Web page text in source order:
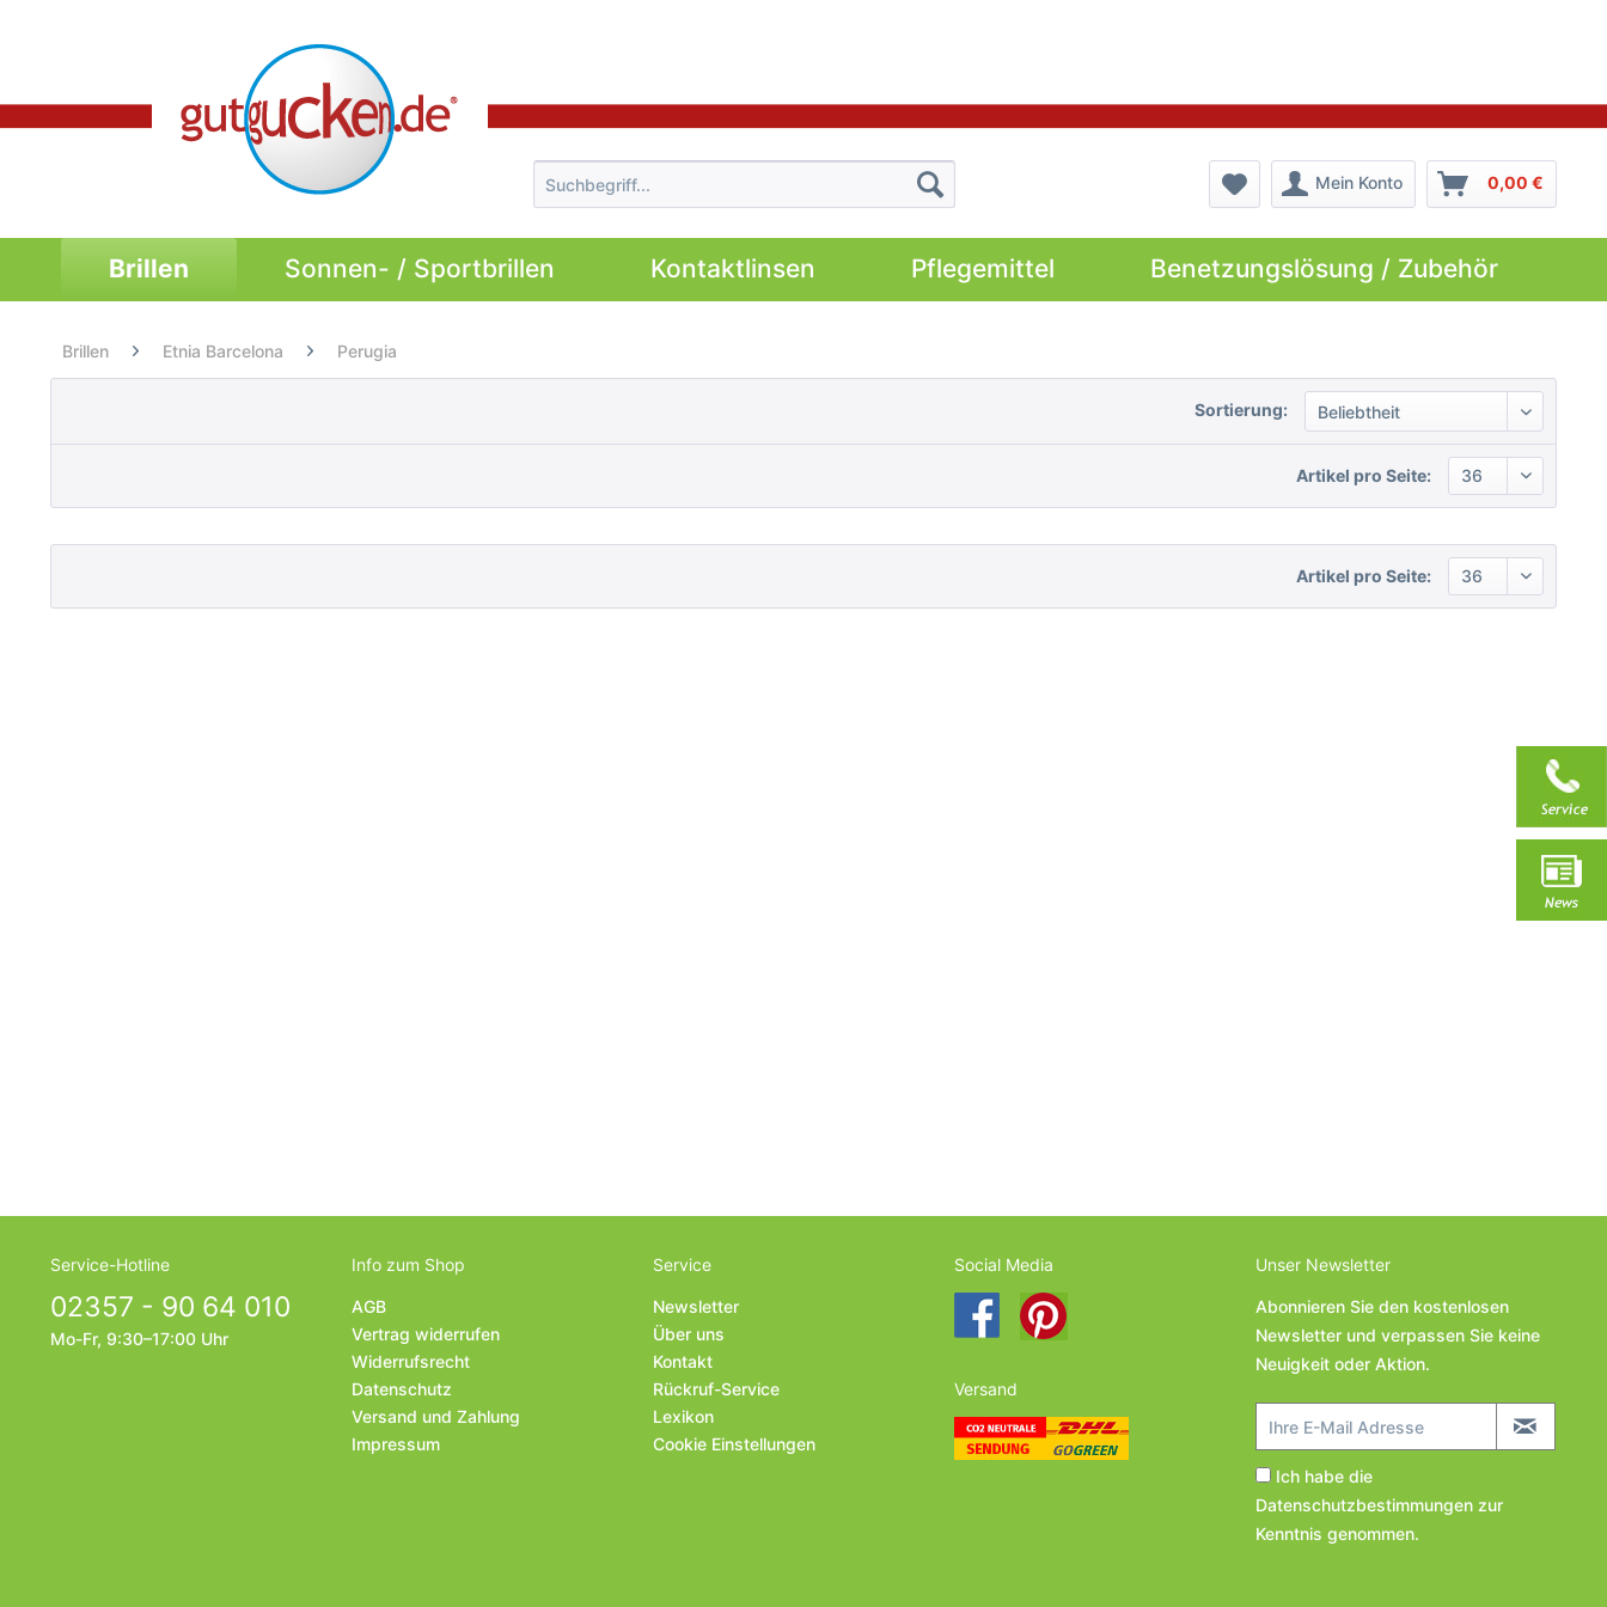
Mein Konto 0,00 €
Brillen Sonnen- / Sportbrillen Kontaktlinsen Pflegemittel Benetzungslösung / Zubehör
Brillen Etnia Barcelona Perugia
Sortierung:
Artikel pro Seite:
Artikel pro Seite:
Service-Hotline
02357 - 90 64 010
Mo-Fr, 9:30–17:00 Uhr
Info zum Shop
AGB
Vertrag widerrufen
Widerrufsrecht
Datenschutz
Versand und Zahlung
Impressum
Service
Newsletter
Über uns
Kontakt
Rückruf-Service
Lexikon
Cookie Einstellungen
Social Media
Versand
Unser Newsletter
Abonnieren Sie den kostenlosen
Newsletter und verpassen Sie keine
Neuigkeit oder Aktion.
Ich habe die
Datenschutzbestimmungen zur
Kenntnis genommen.